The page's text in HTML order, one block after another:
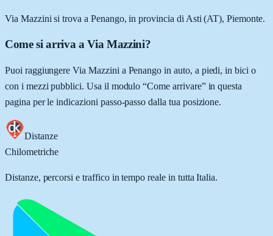
Via Mazzini si trova a Penango, in provincia di Asti (AT), Piemonte.
Come si arriva a Via Mazzini?
Puoi raggiungere Via Mazzini a Penango in auto, a piedi, in bici o
con i mezzi pubblici. Usa il modulo “Come arrivare” in questa
pagina per le indicazioni passo-passo dalla tua posizione.
Distanze
Chilometriche
Distanze, percorsi e traffico in tempo reale in tutta Italia.